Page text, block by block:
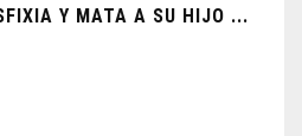
Y MATA A SU HIJO ...